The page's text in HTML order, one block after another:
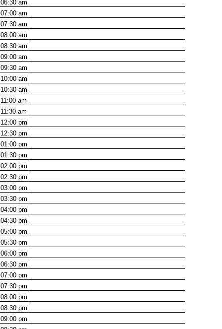
06:30 am
07:00 am
07:30 am
08:00 am
08:30 am
09:00 am
09:30 am
10:00 am
10:30 am
11:00 am
11:30 am
12:00 pm
12:30 pm
01:00 pm
01:30 pm
02:00 pm
02:30 pm
03:00 pm
03:30 pm
04:00 pm
04:30 pm
05:00 pm
05:30 pm
06:00 pm
06:30 pm
07:00 pm
07:30 pm
08:00 pm
08:30 pm
09:00 pm